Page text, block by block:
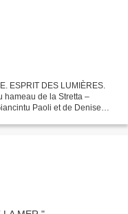
ESPRIT DES LUMIÈRES.
hameau de la Stretta –
Paoli et de Denise